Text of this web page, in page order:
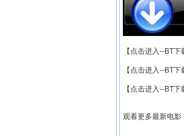
【点击进入--BT下
【点击进入--BT下
【点击进入--BT下
观看更多最新电